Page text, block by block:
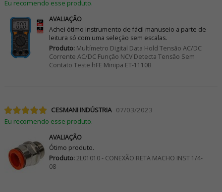
Eu recomendo esse produto.
AVALIAÇÃO
Achei ótimo instrumento de fácil manuseio a parte de
leitura só com uma seleção sem escalas.
Produto:Multímetro Digital Data Hold Tensão AC/DC
Corrente AC/DC Função NCV Detecta Tensão Sem
Contato Teste hFE Minipa ET-1110B
CESMANI INDÚSTRIA 07/03/2023
Eu recomendo esse produto.
AVALIAÇÃO
Ótimo produto.
Produto:2L01010 - CONEXÃO RETA MACHO INST 1/4-
08